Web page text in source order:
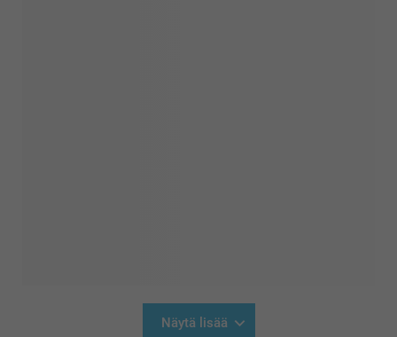
Näytä lisää